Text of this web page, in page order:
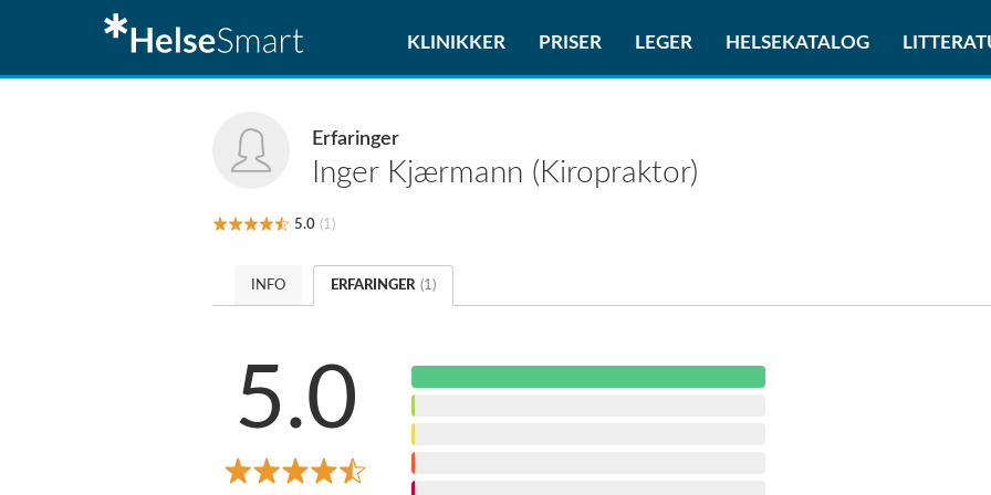
KLINIKKER PRISER LEGER HELSEKATALOG
Erfaringer
Inger Kjærmann (Kiropraktor)
5.0 (1)
INFO ERFARINGER (1)
5.0